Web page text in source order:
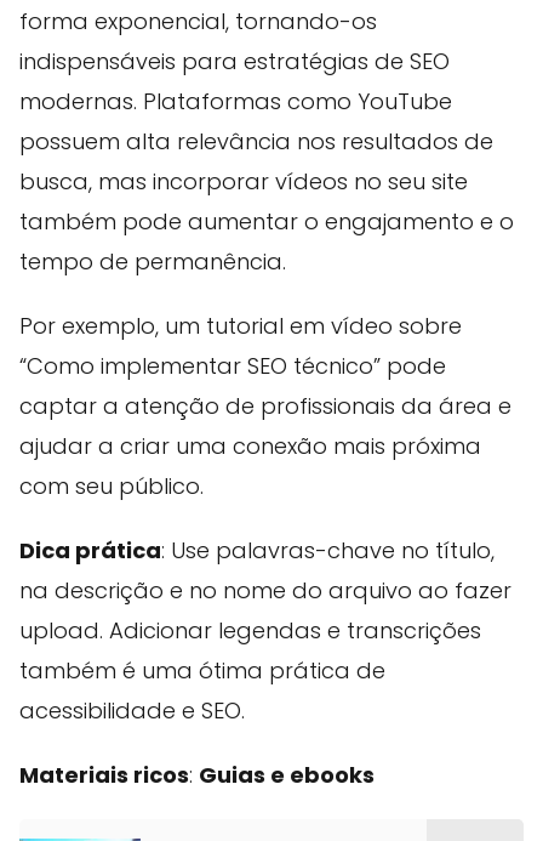
forma exponencial, tornando-os
indispensáveis para estratégias de SEO
modernas. Plataformas como YouTube
possuem alta relevância nos resultados de
busca, mas incorporar vídeos no seu site
também pode aumentar o engajamento e o
tempo de permanência.
Por exemplo, um tutorial em vídeo sobre
“Como implementar SEO técnico” pode
captar a atenção de profissionais da área e
ajudar a criar uma conexão mais próxima
com seu público.
Dica prática: Use palavras-chave no título,
na descrição e no nome do arquivo ao fazer
upload. Adicionar legendas e transcrições
também é uma ótima prática de
acessibilidade e SEO.
Materiais ricos: Guias e ebooks